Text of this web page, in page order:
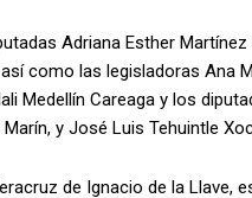
Adriana Esther Martínez
como las legisladoras Ana
Medellín Careaga y los
y José Luis Tehuintle
de Ignacio de la Llave,